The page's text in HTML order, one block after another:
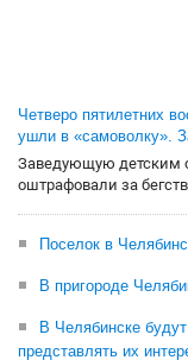
Четверо пятилетних
ушли в «самоволку».
Заведующую детским
оштрафовали за
Поселок в
В пригороде
В Челябинске
представлять их